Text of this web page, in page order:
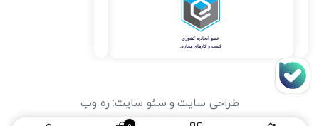
طراحی سایت و سئو سایت: ره وب